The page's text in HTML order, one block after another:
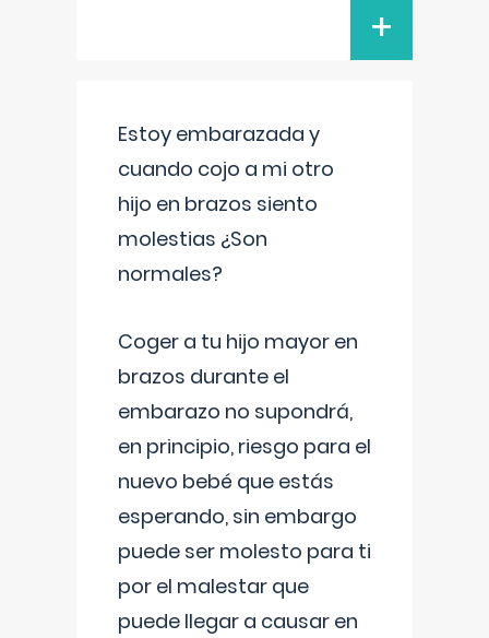
+
Estoy embarazada y
cuando cojo a mi otro
hijo en brazos siento
molestias ¿Son
normales?
Coger a tu hijo mayor en
brazos durante el
embarazo no supondrá,
en principio, riesgo para el
nuevo bebé que estás
esperando, sin embargo
puede ser molesto para ti
por el malestar que
puede llegar a causar en